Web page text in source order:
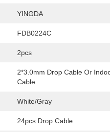
YINGDA
FDB0224C
2pcs
2*3.0mm Drop Cable Or
Cable
White/gray
24pcs Drop Cable